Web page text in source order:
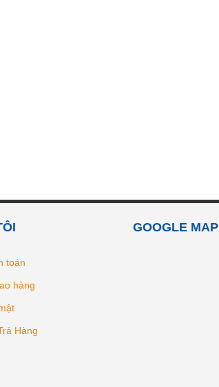
toán
hàng
Hàng
GOOGLE MAP